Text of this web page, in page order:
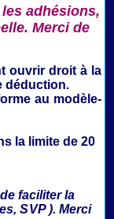
adhésions,
Merci de
ouvrir droit à la
déduction.
au modèle-
la limite de 20
faciliter la
SVP ). Merci